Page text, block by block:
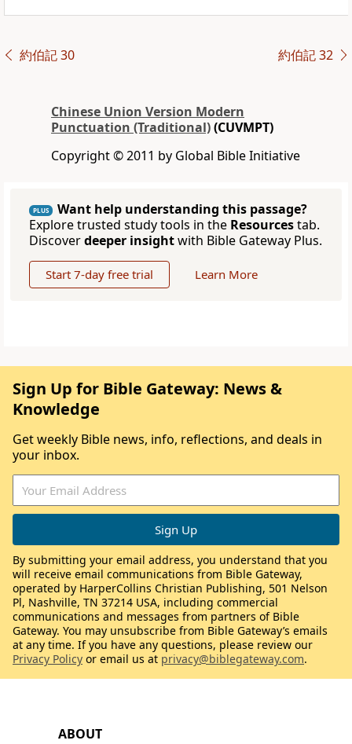
約伯記 30 約伯記 32
Chinese Union Version Modern
Punctuation (Traditional)(CUVMPT)
Copyright © 2011 by Global Bible Initiative
PLUS
Want help understanding this passage?
Explore trusted study tools in the Resourcestab.
Discoverdeeper insightwith Bible Gateway Plus.
Start 7-day free trial Learn More
ABOUT
Sign Up for Bible Gateway: News &
Knowledge
Get weekly Bible news, info, reflections, and deals in
your inbox.
By submitting your email address, you understand that you
will receive email communications from Bible Gateway,
operated by HarperCollins Christian Publishing, 501 Nelson
Pl, Nashville, TN 37214 USA, including commercial
communications and messages from partners of Bible
Gateway. You may unsubscribe from Bible Gateway’s emails
at any time. If you have any questions, please review our
Privacy Policy or email us at privacy@biblegateway.com.